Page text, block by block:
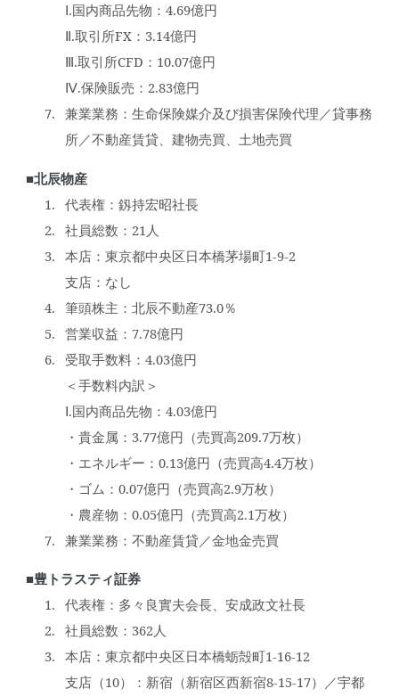
Ⅰ.国内商品先物：4.69億円
Ⅱ.取引所FX：3.14億円
Ⅲ.取引所CFD：10.07億円
Ⅳ.保険販売：2.83億円
兼業業務：生命保険媒介及び損害保険代理／貸事務
所／不動産賃貸、建物売買、土地売買
■北辰物産
代表権：釼持宏昭社長
社員総数：21人
本店：東京都中央区日本橋茅場町1-9-2
支店：なし
筆頭株主：北辰不動産73.0％
営業収益：7.78億円
受取手数料：4.03億円
＜手数料内訳＞
Ⅰ.国内商品先物：4.03億円
・貴金属：3.77億円（売買高209.7万枚）
・エネルギー：0.13億円（売買高4.4万枚）
・ゴム：0.07億円（売買高2.9万枚）
・農産物：0.05億円（売買高2.1万枚）
兼業業務：不動産賃貸／金地金売買
■豊トラスティ証券
代表権：多々良實夫会長、安成政文社長
社員総数：362人
本店：東京都中央区日本橋蛎殻町1-16-12
支店（10）：新宿（新宿区西新宿8-15-17）／宇都